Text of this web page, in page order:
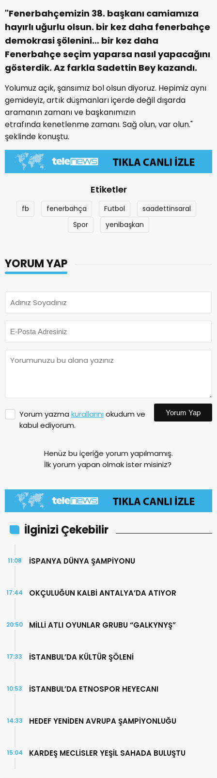
"Fenerbahçemizin 38. başkanı camiamıza
hayırlı uğurlu olsun. bir kez daha fenerbahçe
demokrasi şölenini… bir kez daha
Fenerbahçe seçim yaparsa nasıl yapacağını
gösterdik. Az farkla Sadettin Bey kazandı.
Yolumuz açık, şansımız bol olsun diyoruz. Hepimiz aynı
gemideyiz, artık düşmanları içerde değil dışarda
aramanın zamanı ve başkanımızın
etrafında kenetlenme zamanı. Sağ olun, var olun."
şeklinde konuştu.
Etiketler
fb fenerbahça Futbol
saadettinsaral
Spor
yenibaşkan
YORUM YAP
Yorum yazma kurallarını okudum ve
kabul ediyorum.
Yorum Yap
Henüz bu içeriğe yorum yapılmamış.
İlk yorum yapan olmak ister misiniz?
İlginizi Çekebilir
İSPANYA DÜNYA ŞAMPİYONU
11:08
OKÇULUĞUN KALBİ ANTALYA’DA ATIYOR
17:44
MİLLİ ATLI OYUNLAR GRUBU “GALKYNYŞ”
20:50
İSTANBUL’DA KÜLTÜR ŞÖLENİ
17:33
İSTANBUL’DA ETNOSPOR HEYECANI
10:53
HEDEF YENİDEN AVRUPA ŞAMPİYONLUĞU
14:33
KARDEŞ MECLİSLER YEŞİL SAHADA BULUŞTU
15:04